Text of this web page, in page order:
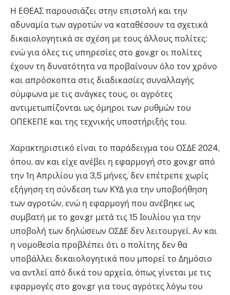
Η ΕΘΕΑΣ παρουσιάζει στην επιστολή και την
αδυναμία των αγροτών να καταθέσουν τα σχετικά
δικαιολογητικά σε σχέση με τους άλλους πολίτες:
ενώ για όλες τις υπηρεσίες στο gov.gr οι πολίτες
έχουν τη δυνατότητα να προβαίνουν όλο τον χρόνο
και απρόσκοπτα στις διαδικασίες συναλλαγής
σύμφωνα με τις ανάγκες τους, οι αγρότες
αντιμετωπίζονται ως όμηροι των ρυθμών του
ΟΠΕΚΕΠΕ και της τεχνικής υποστήριξής του.
Χαρακτηριστικό είναι το παράδειγμα του ΟΣΔΕ 2024,
όπου, αν και είχε ανέβει η εφαρμογή στο gov.gr από
την 1η Απριλίου για 3,5 μήνες, δεν επέτρεπε χωρίς
εξήγηση τη σύνδεση των ΚΥΔ για την υποβοήθηση
των αγροτών, ενώ η εφαρμογή που ανέβηκε ως
συμβατή με το gov.gr μετά τις 15 Ιουλίου για την
υποβολή των δηλώσεων ΟΣΔΕ δεν λειτουργεί. Αν και
η νομοθεσία προβλέπει ότι ο πολίτης δεν θα
υποβάλλει δικαιολογητικά που μπορεί το Δημόσιο
να αντλεί από δικά του αρχεία, όπως γίνεται με τις
εφαρμογές στο gov.gr για τους αγρότες λόγω του